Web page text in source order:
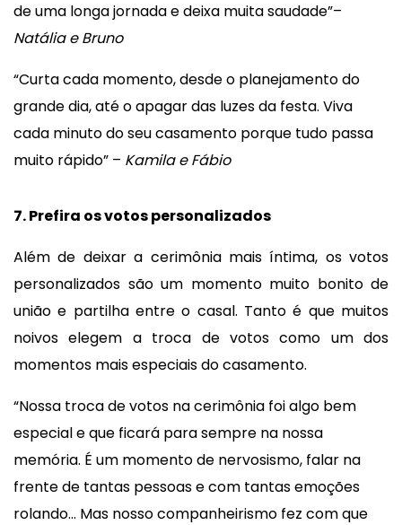
de uma longa jornada e deixa muita saudade”–
Natália e Bruno
“Curta cada momento, desde o planejamento do
grande dia, até o apagar das luzes da festa. Viva
cada minuto do seu casamento porque tudo passa
muito rápido” – Kamila e Fábio
7. Prefira os votos personalizados
Além de deixar a cerimônia mais íntima, os votos
personalizados são um momento muito bonito de
união e partilha entre o casal. Tanto é que muitos
noivos elegem a troca de votos como um dos
momentos mais especiais do casamento.
“Nossa troca de votos na cerimônia foi algo bem
especial e que ficará para sempre na nossa
memória. É um momento de nervosismo, falar na
frente de tantas pessoas e com tantas emoções
rolando… Mas nosso companheirismo fez com que